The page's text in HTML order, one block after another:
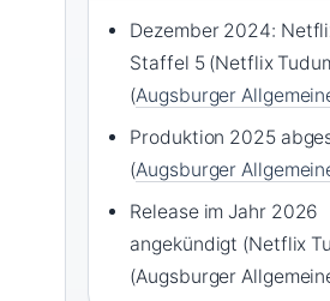
Dezember 2024:
Staffel 5 (Netflix
(Augsburger
Produktion 2025
(Augsburger
Release im Jahr 2026
angekündigt (Netflix
(Augsburger